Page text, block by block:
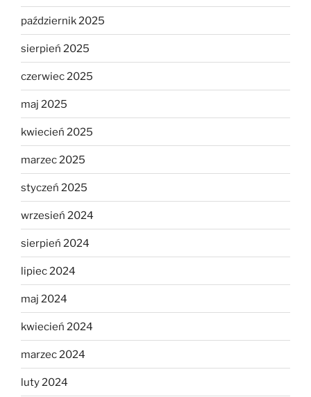
październik 2025
sierpień 2025
czerwiec 2025
maj 2025
kwiecień 2025
marzec 2025
styczeń 2025
wrzesień 2024
sierpień 2024
lipiec 2024
maj 2024
kwiecień 2024
marzec 2024
luty 2024